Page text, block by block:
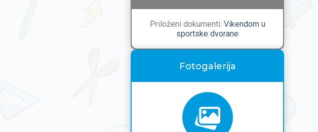
Priloženi dokumenti: Vikendom u
sportske dvorane
Fotogalerija